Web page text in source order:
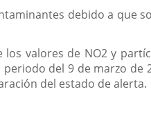
debido a que
valores de NO2 y
del 9 de marzo
del estado de alerta.